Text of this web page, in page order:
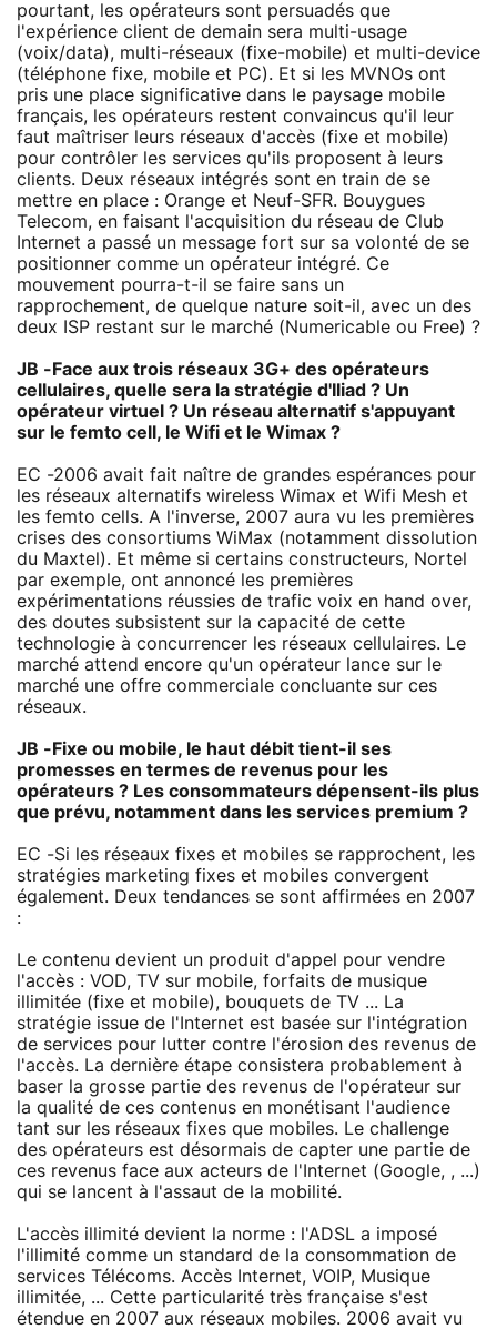
pourtant, les opérateurs sont persuadés que
l'expérience client de demain sera multi-usage
(voix/data), multi-réseaux (fixe-mobile) et multi-device
(téléphone fixe, mobile et PC). Et si les MVNOs ont
pris une place significative dans le paysage mobile
français, les opérateurs restent convaincus qu'il leur
faut maîtriser leurs réseaux d'accès (fixe et mobile)
pour contrôler les services qu'ils proposent à leurs
clients. Deux réseaux intégrés sont en train de se
mettre en place : Orange et Neuf-SFR. Bouygues
Telecom, en faisant l'acquisition du réseau de Club
Internet a passé un message fort sur sa volonté de se
positionner comme un opérateur intégré. Ce
mouvement pourra-t-il se faire sans un
rapprochement, de quelque nature soit-il, avec un des
deux ISP restant sur le marché (Numericable ou Free) ?
JB -Face aux trois réseaux 3G+ des opérateurs
cellulaires, quelle sera la stratégie d'Iliad ? Un
opérateur virtuel ? Un réseau alternatif s'appuyant
sur le femto cell, le Wifi et le Wimax ?
EC -2006 avait fait naître de grandes espérances pour
les réseaux alternatifs wireless Wimax et Wifi Mesh et
les femto cells. A l'inverse, 2007 aura vu les premières
crises des consortiums WiMax (notamment dissolution
du Maxtel). Et même si certains constructeurs, Nortel
par exemple, ont annoncé les premières
expérimentations réussies de trafic voix en hand over,
des doutes subsistent sur la capacité de cette
technologie à concurrencer les réseaux cellulaires. Le
marché attend encore qu'un opérateur lance sur le
marché une offre commerciale concluante sur ces
réseaux.
JB -Fixe ou mobile, le haut débit tient-il ses
promesses en termes de revenus pour les
opérateurs ? Les consommateurs dépensent-ils plus
que prévu, notamment dans les services premium ?
EC -Si les réseaux fixes et mobiles se rapprochent, les
stratégies marketing fixes et mobiles convergent
également. Deux tendances se sont affirmées en 2007
:
Le contenu devient un produit d'appel pour vendre
l'accès : VOD, TV sur mobile, forfaits de musique
illimitée (fixe et mobile), bouquets de TV ... La
stratégie issue de l'Internet est basée sur l'intégration
de services pour lutter contre l'érosion des revenus de
l'accès. La dernière étape consistera probablement à
baser la grosse partie des revenus de l'opérateur sur
la qualité de ces contenus en monétisant l'audience
tant sur les réseaux fixes que mobiles. Le challenge
des opérateurs est désormais de capter une partie de
ces revenus face aux acteurs de l'Internet (Google, , ...)
qui se lancent à l'assaut de la mobilité.
L'accès illimité devient la norme : l'ADSL a imposé
l'illimité comme un standard de la consommation de
services Télécoms. Accès Internet, VOIP, Musique
illimitée, ... Cette particularité très française s'est
étendue en 2007 aux réseaux mobiles. 2006 avait vu